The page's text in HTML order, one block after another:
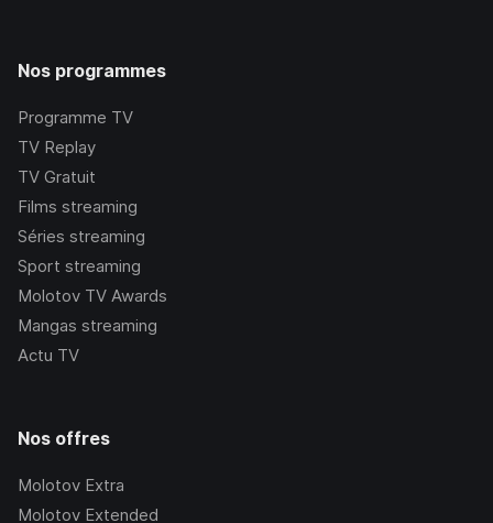
Nos programmes
Programme TV
TV Replay
TV Gratuit
Films streaming
Séries streaming
Sport streaming
Molotov TV Awards
Mangas streaming
Actu TV
Nos offres
Molotov Extra
Molotov Extended